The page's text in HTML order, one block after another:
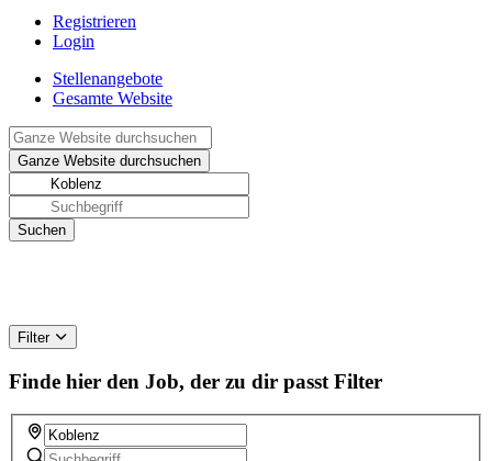
Registrieren
Login
Stellenangebote
Gesamte Website
Filter
Finde hier den Job, der zu dir passt Filter